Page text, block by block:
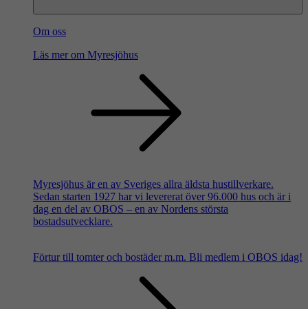
Om oss
Läs mer om Myresjöhus
Myresjöhus är en av Sveriges allra äldsta hustillverkare.
Sedan starten 1927 har vi levererat över 96.000 hus och är i
dag en del av OBOS – en av Nordens största
bostadsutvecklare.
Förtur till tomter och bostäder m.m. Bli medlem i OBOS idag!